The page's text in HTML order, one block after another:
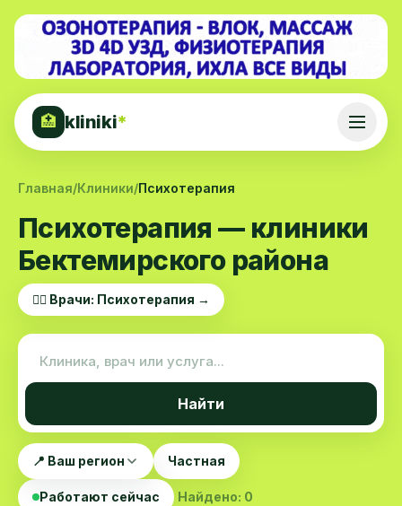
🏥 kliniki*
Главная/Клиники/Психотерапия
Психотерапия — клиники
Бектемирского района
👨‍⚕️ Врачи: Психотерапия →
Найти
📍 Ваш регион Частная
Работают сейчас Найдено: 0